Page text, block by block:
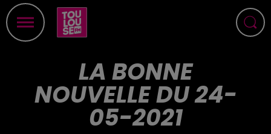
LA BONNE
NOUVELLE DU 24-
05-2021